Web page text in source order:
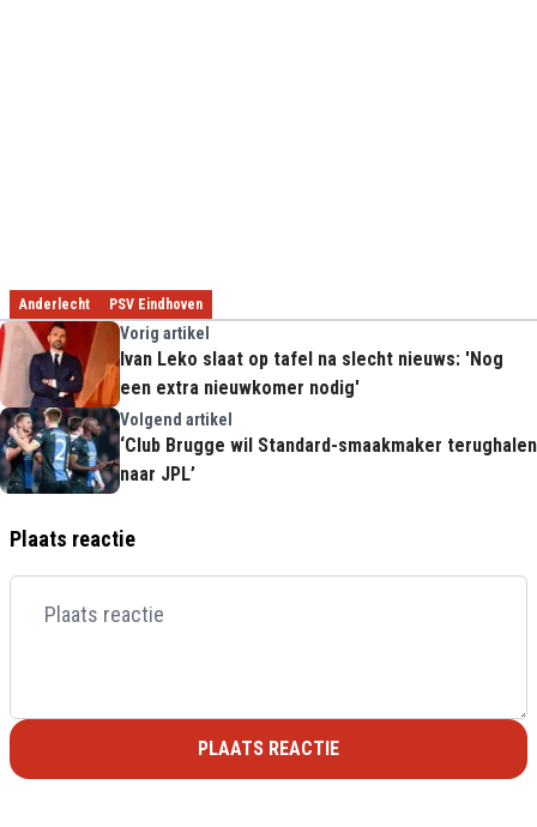
Anderlecht PSV Eindhoven
Vorig artikel
Ivan Leko slaat op tafel na slecht nieuws: 'Nog
een extra nieuwkomer nodig'
Volgend artikel
‘Club Brugge wil Standard-smaakmaker terughalen
naar JPL’
Plaats reactie
PLAATS REACTIE